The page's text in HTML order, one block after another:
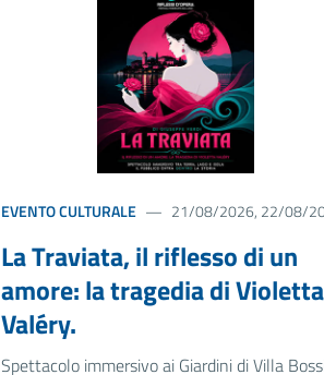
EVENTO CULTURALE 21/08/2026, 22/08/
La Traviata, il riflesso di un
amore: la tragedia di Violetta
Valéry.
Spettacolo immersivo ai Giardini di Villa